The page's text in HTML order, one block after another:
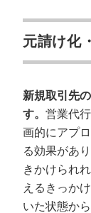
元請け化
新規取引先
す。 営業代
画的にアプ
る効果があ
きかけられ
えるきっか
いた状態か